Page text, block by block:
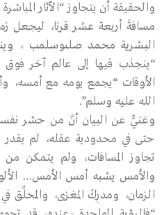
والحقيقة أن يتجاوز “الآثار
مسافةَ أربعة عشر قرنا، ليجعل
البشرية محمد صلىوسلمب ،
“ينجذب فيها إلى عالم آخر
الأوقات “يجمع يومه مع أمسه،
الله عليه وسلم”.
وغنيٌّ عن البيان أنَّ من حشر
حتى في محدودية عقله، لم يقدر
تجاوز المسافات، ولم يتمكن من
والأمس يشبه أمس الأمس…
الزمان، ومدرِكُ المغزى، والمحلِّق